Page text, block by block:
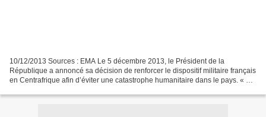
10/12/2013 Sources : EMA Le 5 décembre 2013, le Président de la
République a annoncé sa décision de renforcer le dispositif militaire français
en Centrafrique afin d’éviter une catastrophe humanitaire dans le pays. « Le